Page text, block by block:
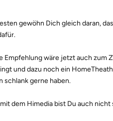
gewöhn Dich gleich daran,
Empfehlung wäre jetzt auch zum
und dazu noch ein
schlank gerne haben.
dem Himedia bist Du auch